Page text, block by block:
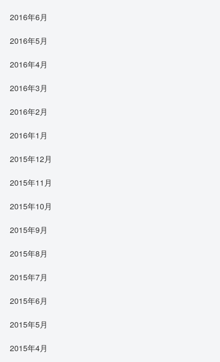
2016年6月
2016年5月
2016年4月
2016年3月
2016年2月
2016年1月
2015年12月
2015年11月
2015年10月
2015年9月
2015年8月
2015年7月
2015年6月
2015年5月
2015年4月